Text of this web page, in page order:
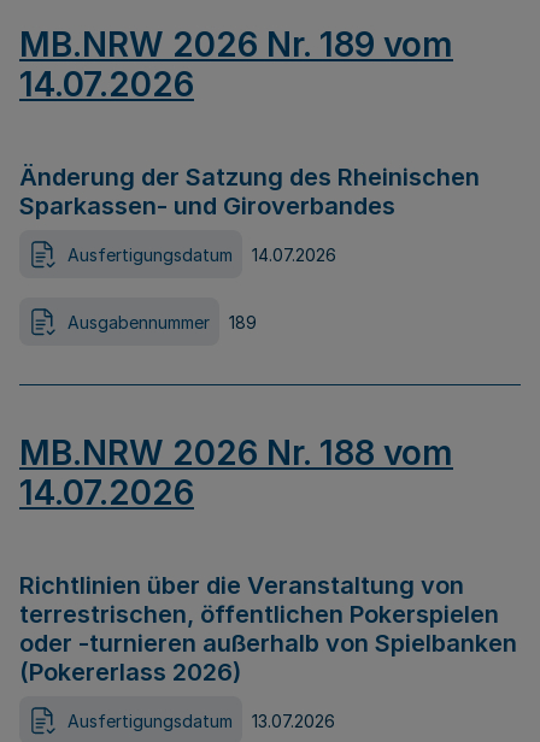
MB.NRW 2026 Nr. 189 vom
14.07.2026
Änderung der Satzung des Rheinischen
Sparkassen- und Giroverbandes
Ausfertigungsdatum 14.07.2026
Ausgabennummer 189
MB.NRW 2026 Nr. 188 vom
14.07.2026
Richtlinien über die Veranstaltung von
terrestrischen, öffentlichen Pokerspielen
oder -turnieren außerhalb von Spielbanken
(Pokererlass 2026)
Ausfertigungsdatum 13.07.2026